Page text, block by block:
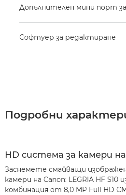
Допълнителен мини порт за
Софтуер за редактиране
Подробни
HD система за камери
Заснемете смайващи
камери на Canon: LEGRIA HF S10
комбинация от 8,0 MP Full HD